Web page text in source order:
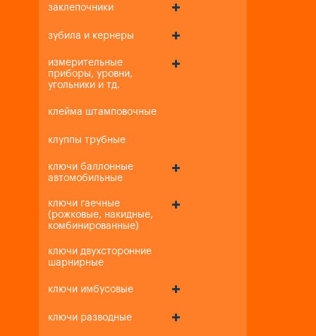
заклепочники
зубила и кернеры
измерительные
приборы, уровни,
угольники и тд.
клейма штамповочные
клуппы трубные
ключи баллонные
автомобильные
ключи гаечные
(рожковые, накидные,
комбинированные)
ключи двухсторонние
шарнирные
ключи имбусовые
ключи разводные